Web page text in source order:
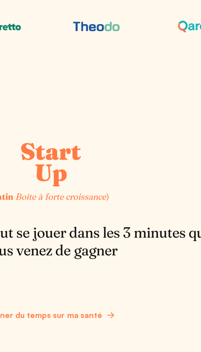
Boite à forte croissance)
se jouer dans les 3 minutes
venez de gagner
du temps sur ma santé